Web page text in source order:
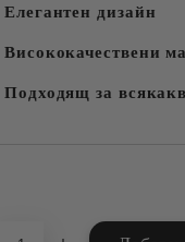
Елегантен дизайн
Висококачествени
Подходящ за